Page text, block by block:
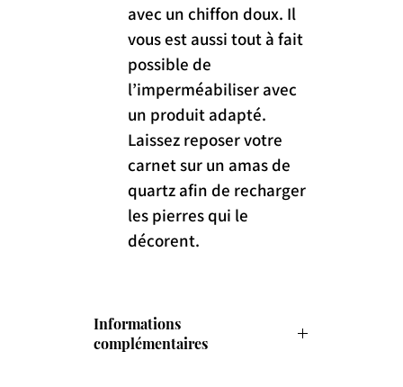
avec un chiffon doux. Il
vous est aussi tout à fait
possible de
l’imperméabiliser avec
un produit adapté.
Laissez reposer votre
carnet sur un amas de
quartz afin de recharger
les pierres qui le
décorent.
Informations
complémentaires